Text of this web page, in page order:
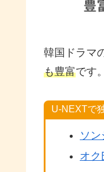
韓国ドラマ
も豊富です。
U-NEXTで
ソ
オク